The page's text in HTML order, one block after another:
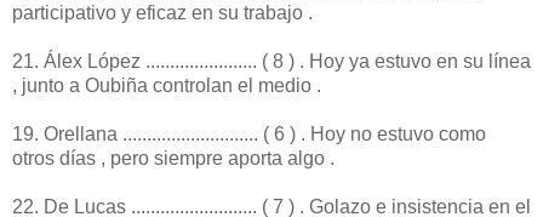
participativo y eficaz en su trabajo .
21. Álex López ....................... ( 8 ) . Hoy ya estuvo en su línea
, junto a Oubiña controlan el medio .
19. Orellana ............................ ( 6 ) . Hoy no estuvo como
otros días , pero siempre aporta algo .
22. De Lucas .......................... ( 7 ) . Golazo e insistencia en el